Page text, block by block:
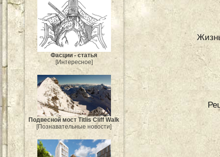
Фасции - статья
[Интересное]
Подвесной мост Titlis Cliff Walk
[Познавательные новости]